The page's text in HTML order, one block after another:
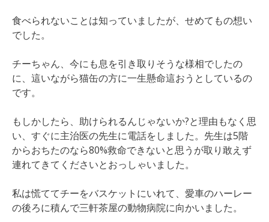
食べられないことは知っていましたが、せめてもの想い
でした。
チーちゃん、今にも息を引き取りそうな様相でしたの
に、這いながら猫缶の方に一生懸命這おうとしているの
です。
もしかしたら、助けられるんじゃないか?と理由もなく思
い、すぐに主治医の先生に電話をしました。先生は5階
からおちたのなら80%救命できないと思うが取り敢えず
連れてきてくださいとおっしゃいました。
私は慌ててチーをバスケットにいれて、愛車のハーレー
の後ろに積んで三軒茶屋の動物病院に向かいました。